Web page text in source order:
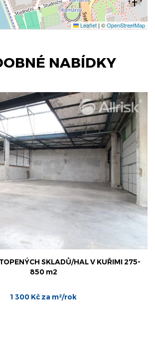
Leaflet| ©OpenStreetMap
NABÍDKY
SKLADŮ/HAL V KUŘIMI 275-
850 m2
1 300 Kč za m²/rok